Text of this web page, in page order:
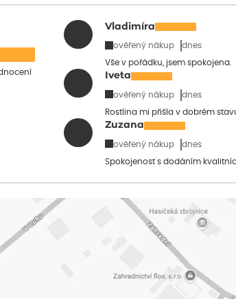
Vladimíra
ověřený nákup dnes
Vše v pořádku, jsem spokojena.
Iveta
ověřený nákup dnes
Rostlina mi přišla v dobrém
Zuzana
ověřený nákup dnes
Spokojenost s dodáním